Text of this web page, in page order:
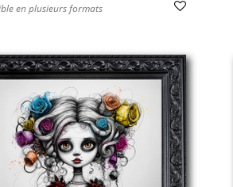
en plusieurs formats